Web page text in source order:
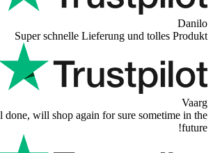
Super schnelle
Very nice - well done, will shop